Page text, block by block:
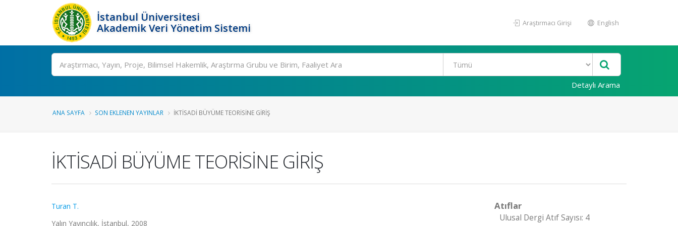
İstanbul Üniversitesi
Akademik Veri Yönetim Sistemi
Araştırmacı Girişi English
Ara
Detaylı Arama
ANA SAYFA SON EKLENEN YAYINLAR İKTİSADİ BÜYÜME TEORİSİNE GİRİŞ
İKTİSADİ BÜYÜME TEORİSİNE GİRİŞ
Turan T.
Yalın Yayıncılık, İstanbul, 2008
Atıflar
Ulusal Dergi Atıf Sayısı: 4